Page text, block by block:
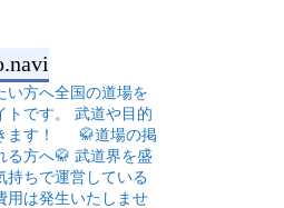
い方へ全国の道場を
です。
武道や目的
ます！
🥋道場の掲
る方へ🥋 武道界を盛
持ちで運営している
用は発生いたしませ